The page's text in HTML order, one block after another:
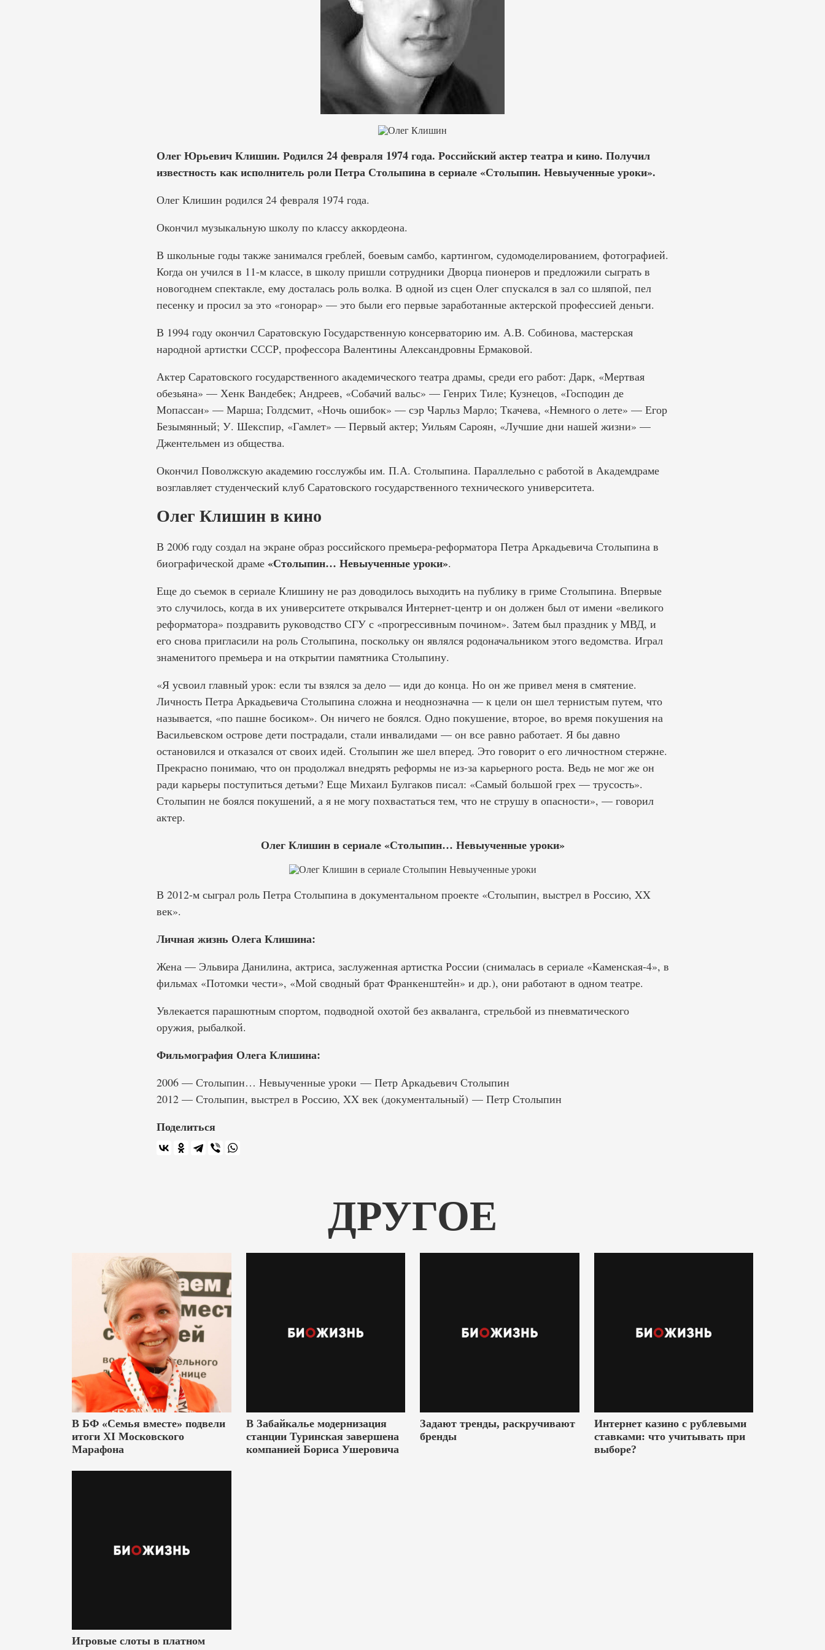
Олег Юрьевич Клишин. Родился 24 февраля 1974 года. Российский актер театра и кино. Получил
известность как исполнитель роли Петра Столыпина в сериале «Столыпин. Невыученные уроки».
Олег Клишин родился 24 февраля 1974 года.
Окончил музыкальную школу по классу аккордеона.
В школьные годы также занимался греблей, боевым самбо, картингом, судомоделированием, фотографией.
Когда он учился в 11-м классе, в школу пришли сотрудники Дворца пионеров и предложили сыграть в
новогоднем спектакле, ему досталась роль волка. В одной из сцен Олег спускался в зал со шляпой, пел
песенку и просил за это «гонорар» — это были его первые заработанные актерской профессией деньги.
В 1994 году окончил Саратовскую Государственную консерваторию им. А.В. Собинова, мастерская
народной артистки СССР, профессора Валентины Александровны Ермаковой.
Актер Саратовского государственного академического театра драмы, среди его работ: Дарк, «Мертвая
обезьяна» — Хенк Вандебек; Андреев, «Собачий вальс» — Генрих Тиле; Кузнецов, «Господин де
Мопассан» — Марша; Голдсмит, «Ночь ошибок» — сэр Чарльз Марло; Ткачева, «Немного о лете» — Егор
Безымянный; У. Шекспир, «Гамлет» — Первый актер; Уильям Сароян, «Лучшие дни нашей жизни» —
Джентельмен из общества.
Окончил Поволжскую академию госслужбы им. П.А. Столыпина. Параллельно с работой в Академдраме
возглавляет студенческий клуб Саратовского государственного технического университета.
Олег Клишин в кино
В 2006 году создал на экране образ российского премьера-реформатора Петра Аркадьевича Столыпина в
биографической драме «Столыпин… Невыученные уроки».
Еще до съемок в сериале Клишину не раз доводилось выходить на публику в гриме Столыпина. Впервые
это случилось, когда в их университете открывался Интернет-центр и он должен был от имени «великого
реформатора» поздравить руководство СГУ с «прогрессивным почином». Затем был праздник у МВД, и
его снова пригласили на роль Столыпина, поскольку он являлся родоначальником этого ведомства. Играл
знаменитого премьера и на открытии памятника Столыпину.
«Я усвоил главный урок: если ты взялся за дело — иди до конца. Но он же привел меня в смятение.
Личность Петра Аркадьевича Столыпина сложна и неоднозначна — к цели он шел тернистым путем, что
называется, «по пашне босиком». Он ничего не боялся. Одно покушение, второе, во время покушения на
Васильевском острове дети пострадали, стали инвалидами — он все равно работает. Я бы давно
остановился и отказался от своих идей. Столыпин же шел вперед. Это говорит о его личностном стержне.
Прекрасно понимаю, что он продолжал внедрять реформы не из-за карьерного роста. Ведь не мог же он
ради карьеры поступиться детьми? Еще Михаил Булгаков писал: «Самый большой грех — трусость».
Столыпин не боялся покушений, а я не могу похвастаться тем, что не струшу в опасности», — говорил
актер.
Олег Клишин в сериале «Столыпин… Невыученные уроки»
В 2012-м сыграл роль Петра Столыпина в документальном проекте «Столыпин, выстрел в Россию, XX
век».
Личная жизнь Олега Клишина:
Жена — Эльвира Данилина, актриса, заслуженная артистка России (снималась в сериале «Каменская-4», в
фильмах «Потомки чести», «Мой сводный брат Франкенштейн» и др.), они работают в одном театре.
Увлекается парашютным спортом, подводной охотой без акваланга, стрельбой из пневматического
оружия, рыбалкой.
Фильмография Олега Клишина:
2006 — Столыпин… Невыученные уроки — Петр Аркадьевич Столыпин
2012 — Столыпин, выстрел в Россию, XX век (документальный) — Петр Столыпин
Поделиться
ДРУГОЕ
В БФ «Семья вместе» подвели
итоги XI Московского
Марафона
В Забайкалье модернизация
станции Туринская завершена
компанией Бориса Ушеровича
Задают тренды, раскручивают
бренды
Интернет казино с рублевыми
ставками: что учитывать при
выборе?
Игровые слоты в платном